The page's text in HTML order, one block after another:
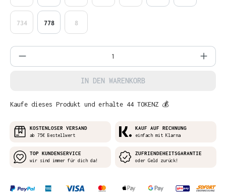
734 778 8
Produkt Anzahl: Gib den gewünschten
IN DEN WARENKORB
Kaufe dieses Produkt und erhalte 44 TOKENZ 💰
KOSTENLOSER VERSAND
ab 75€ Bestellwert
KAUF AUF RECHNUNG
einfach mit Klarna
TOP KUNDENSERVICE
wir sind immer für dich da!
ZUFRIENDEHEITSGARANTIE
oder Geld zurück!